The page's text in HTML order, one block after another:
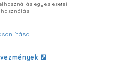
egyes esetei